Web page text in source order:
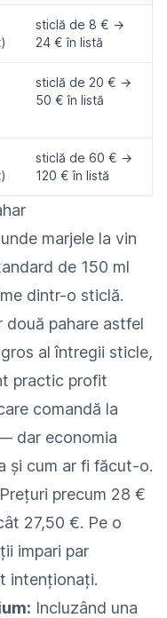
sticlă de 8 € →
24 € în listă
sticlă de 20 € →
50 € în listă
sticlă de 60 € →
120 € în listă
marjele la vin
de 150 ml
dintr-o sticlă.
două pahare astfel
al întregii sticle,
practic profit
comandă la
dar economia
și cum ar fi făcut-o.
Prețuri precum 28 €
27,50 €. Pe o
impari par
intenționați.
Incluzând una